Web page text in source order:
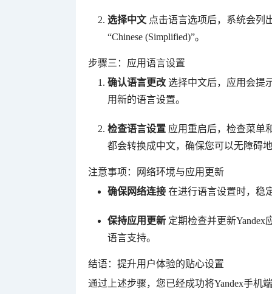
选择中文 点击语言选项后，系统会列
“Chinese (Simplified)”。
步骤三：应用语言设置
确认语言更改 选择中文后，应用会提
用新的语言设置。
检查语言设置 应用重启后，检查菜单
都会转换成中文，确保您可以无障碍
注意事项：网络环境与应用更新
确保网络连接 在进行语言设置时，稳
保持应用更新 定期检查并更新
语言支持。
结语：提升用户体验的贴心设置
通过上述步骤，您已经成功将Yandex手机